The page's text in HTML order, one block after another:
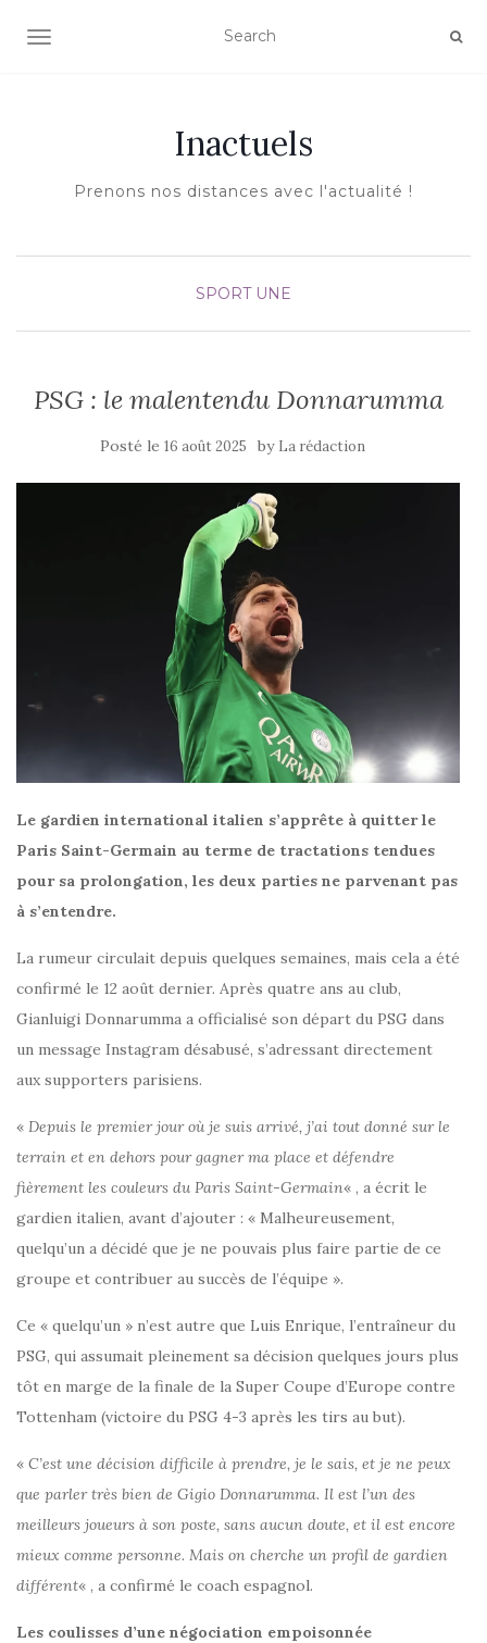
AFFICHER/MASQUER LA NAVIGATION
Inactuels
Prenons nos distances avec l'actualité !
SPORT UNE
PSG : le malentendu Donnarumma
Posté le 16 août 2025 by La rédaction
Le gardien international italien s’apprête à quitter le
Paris Saint-Germain au terme de tractations tendues
pour sa prolongation, les deux parties ne parvenant pas
à s’entendre.
La rumeur circulait depuis quelques semaines, mais cela a été
confirmé le 12 août dernier. Après quatre ans au club,
Gianluigi Donnarumma a officialisé son départ du PSG dans
un message Instagram désabusé, s’adressant directement
aux supporters parisiens.
« Depuis le premier jour où je suis arrivé, j’ai tout donné sur le
terrain et en dehors pour gagner ma place et défendre
fièrement les couleurs du Paris Saint-Germain« , a écrit le
gardien italien, avant d’ajouter : « Malheureusement,
quelqu’un a décidé que je ne pouvais plus faire partie de ce
groupe et contribuer au succès de l’équipe ».
Ce « quelqu’un » n’est autre que Luis Enrique, l’entraîneur du
PSG, qui assumait pleinement sa décision quelques jours plus
tôt en marge de la finale de la Super Coupe d’Europe contre
Tottenham (victoire du PSG 4-3 après les tirs au but).
« C’est une décision difficile à prendre, je le sais, et je ne peux
que parler très bien de Gigio Donnarumma. Il est l’un des
meilleurs joueurs à son poste, sans aucun doute, et il est encore
mieux comme personne. Mais on cherche un profil de gardien
différent« , a confirmé le coach espagnol.
Les coulisses d’une négociation empoisonnée